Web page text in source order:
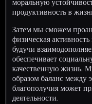
продуктивность в
Затем мы сможем
физическая
будучи
обеспечивает
качественную жизнь.
образом баланс между
благополучия может
деятельности.